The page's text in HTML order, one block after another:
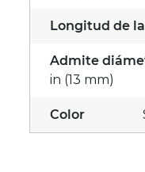
Longitud de
Admite
in (13 mm)
Color